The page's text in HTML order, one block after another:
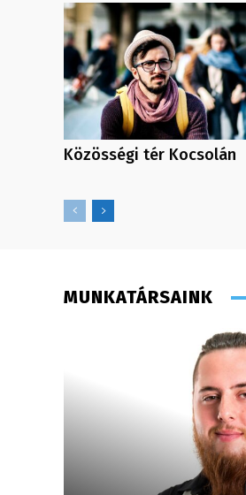
Közösségi tér Kocsolán
MUNKATÁRSAINK